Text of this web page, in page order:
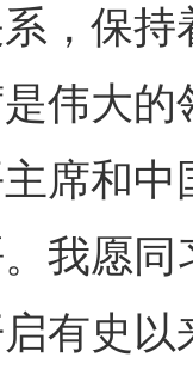
，保
伟大
席和
我愿
有史